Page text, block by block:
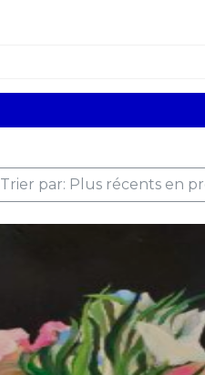
Trier par: Plus récents en